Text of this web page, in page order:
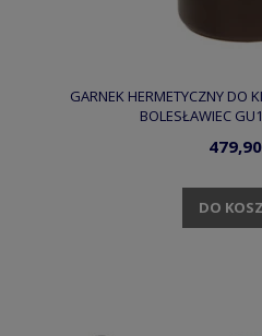
GARNEK HERMETYCZNY DO
BOLESŁAWIEC
DO